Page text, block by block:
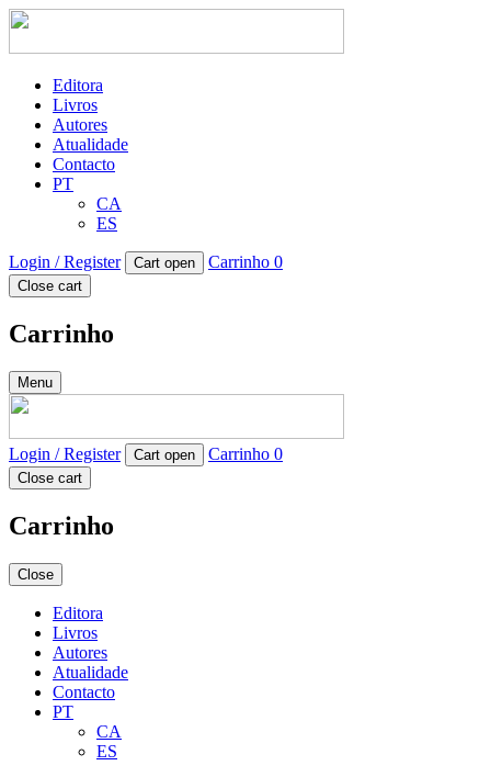
Editora
Livros
Autores
Atualidade
Contacto
PT
CA
ES
Login / Register Cart open Carrinho 0
Close cart
Carrinho
Menu
Login / Register Cart open Carrinho 0
Close cart
Carrinho
Close
Editora
Livros
Autores
Atualidade
Contacto
PT
CA
ES